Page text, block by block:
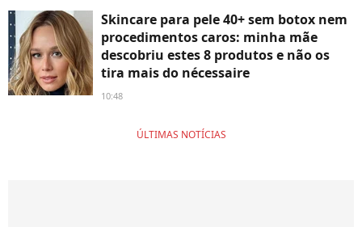
Skincare para pele 40+ sem botox nem
procedimentos caros: minha mãe
descobriu estes 8 produtos e não os
tira mais do nécessaire
10:48
ÚLTIMAS NOTÍCIAS